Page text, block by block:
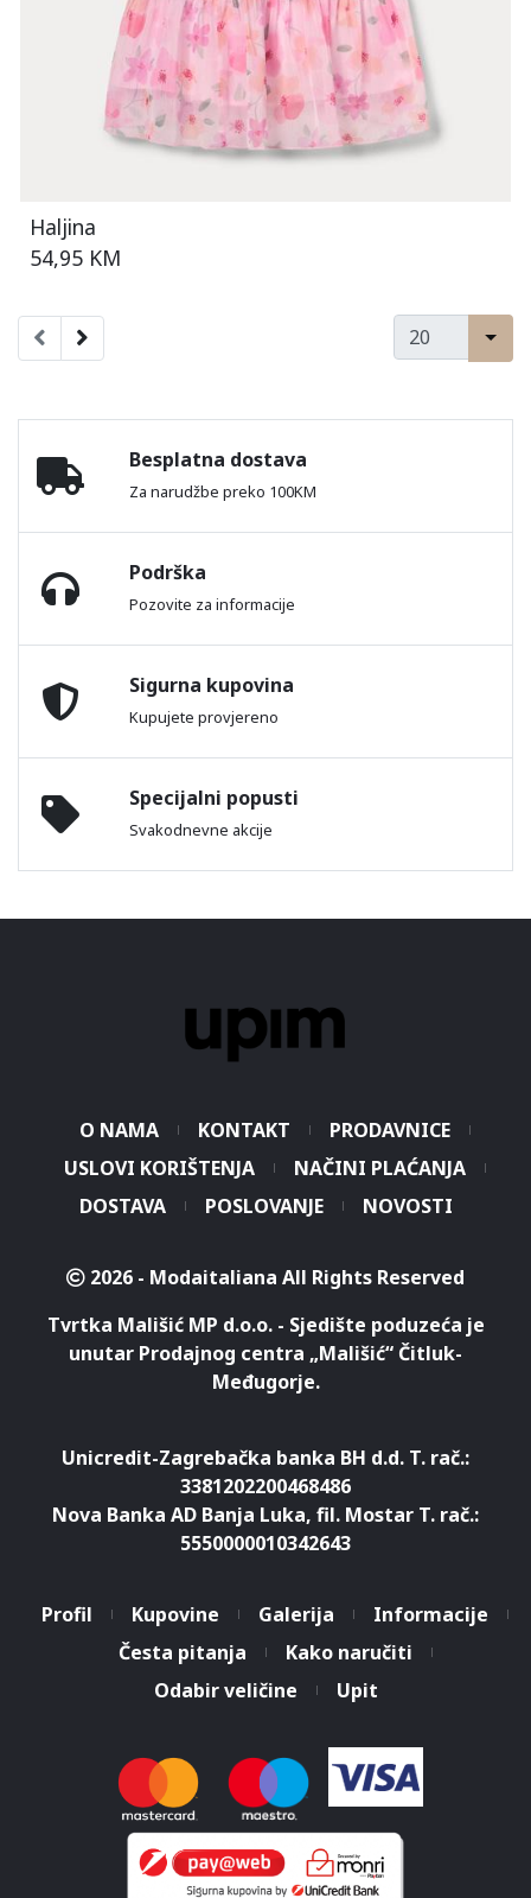
Haljina
54,95 KM
Besplatna dostava
Za narudžbe preko 100KM
Podrška
Pozovite za informacije
Sigurna kupovina
Kupujete provjereno
Specijalni popusti
Svakodnevne akcije
O NAMA KONTAKT
PRODAVNICE
USLOVI KORIŠTENJA
NAČINI PLAĆANJA
DOSTAVA
POSLOVANJE NOVOSTI
2026 - Modaitaliana All Rights Reserved
Tvrtka Mališić MP d.o.o. - Sjedište poduzeća je
unutar Prodajnog centra „Mališić“ Čitluk-
Međugorje.
Unicredit-Zagrebačka banka BH d.d. T. rač.:
3381202200468486
Nova Banka AD Banja Luka, fil. Mostar T. rač.:
5550000010342643
Profil Kupovine Galerija
Informacije
Česta pitanja
Kako naručiti
Odabir veličine
Upit